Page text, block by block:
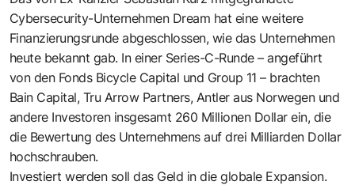
Cybersecurity-Unternehmen Dream hat eine weitere
Finanzierungsrunde abgeschlossen, wie das Unternehmen
heute bekannt gab. In einer Series-C-Runde – angeführt
von den Fonds Bicycle Capital und Group 11 – brachten
Bain Capital, Tru Arrow Partners, Antler aus Norwegen und
andere Investoren insgesamt 260 Millionen Dollar ein, die
die Bewertung des Unternehmens auf drei Milliarden Dollar
hochschrauben.
Investiert werden soll das Geld in die globale Expansion.